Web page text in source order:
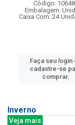
Código:
Embalagem:
Caixa Com: 24
Faça seu login
cadastre-se
comprar.
Inverno
Veja mais